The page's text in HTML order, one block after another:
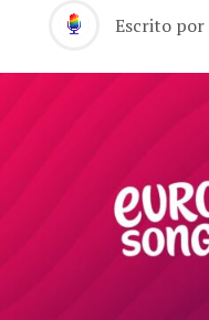
Escrito por